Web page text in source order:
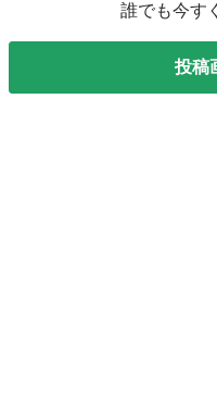
誰でも今す
投稿